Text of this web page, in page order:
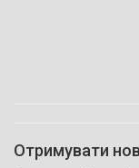
Отримувати